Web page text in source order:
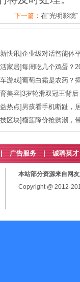
下一篇： 在“光明影院
快讯]企业级对话智能体
家居]每周吃几个鸡蛋？
游戏]葡萄白霜是农药？
美容]3岁轮滑双冠王背
热点] 男孩看手机断趾，
区块]榴莲降价抢购潮，
广告服务 | 诚聘英才
本站部分资源来自网
Copyright @ 2012-